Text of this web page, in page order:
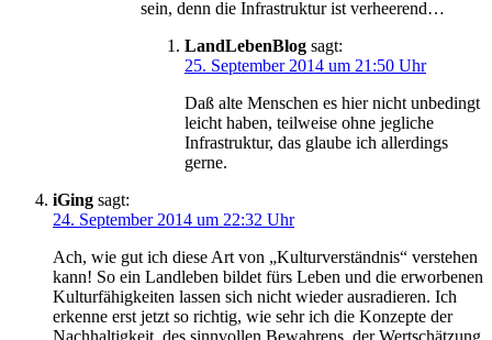
sein, denn die Infrastruktur ist verheerend…
LandLebenBlog sagt:
25. September 2014 um 21:50 Uhr
Daß alte Menschen es hier nicht unbedingt
leicht haben, teilweise ohne jegliche
Infrastruktur, das glaube ich allerdings
gerne.
iGing sagt:
24. September 2014 um 22:32 Uhr
Ach, wie gut ich diese Art von „Kulturverständnis“ verstehen
kann! So ein Landleben bildet fürs Leben und die erworbenen
Kulturfähigkeiten lassen sich nicht wieder ausradieren. Ich
erkenne erst jetzt so richtig, wie sehr ich die Konzepte der
Nachhaltigkeit, des sinnvollen Bewahrens, der Wertschätzung